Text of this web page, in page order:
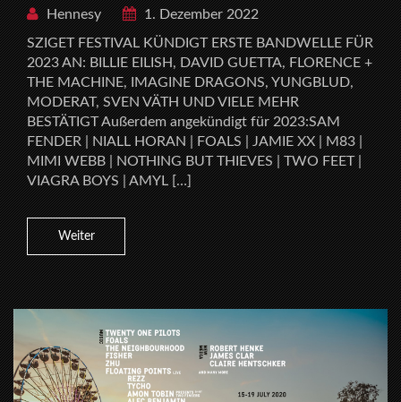
Hennesy
1. Dezember 2022
SZIGET FESTIVAL KÜNDIGT ERSTE BANDWELLE FÜR
2023 AN: BILLIE EILISH, DAVID GUETTA, FLORENCE +
THE MACHINE, IMAGINE DRAGONS, YUNGBLUD,
MODERAT, SVEN VÄTH UND VIELE MEHR
BESTÄTIGT Außerdem angekündigt für 2023:SAM
FENDER | NIALL HORAN | FOALS | JAMIE XX | M83 |
MIMI WEBB | NOTHING BUT THIEVES | TWO FEET |
VIAGRA BOYS | AMYL […]
Weiter